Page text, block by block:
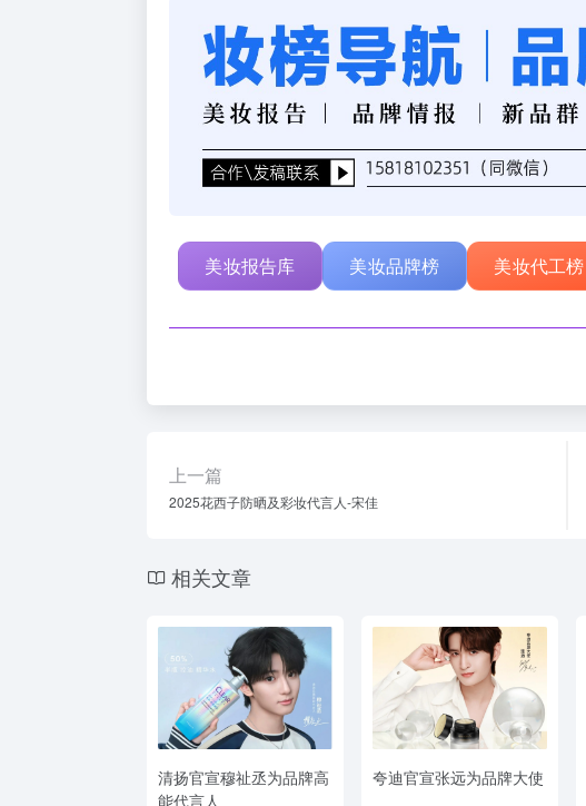
美妆报告库 美妆品牌榜 美妆代工榜
上一篇
2025花西子防晒及彩妆代言人-宋佳
相关文章
清扬官宣穆祉丞为品牌高
能代言人
夸迪官宣张远为品牌大使